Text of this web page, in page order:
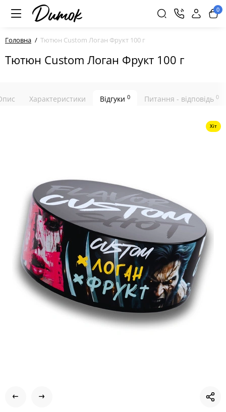
0
Головна Тютюн Custom Логан Фрукт 100 г
Тютюн Custom Логан Фрукт 100 г
Характеристики Відгуки 0 Питання - відповідь 0
Хіт